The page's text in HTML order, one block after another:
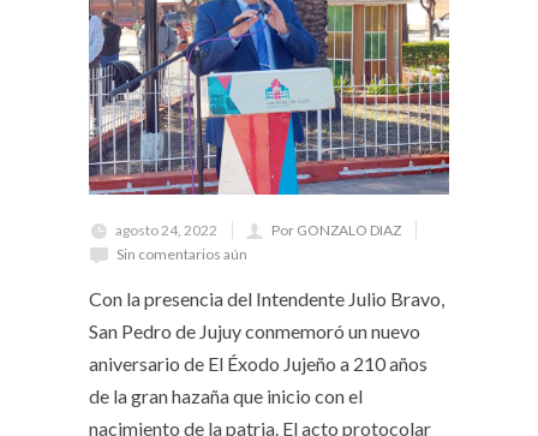
agosto 24, 2022
Por GONZALO DIAZ
Sin comentarios aún
Con la presencia del Intendente Julio Bravo,
San Pedro de Jujuy conmemoró un nuevo
aniversario de El Éxodo Jujeño a 210 años
de la gran hazaña que inicio con el
nacimiento de la patria. El acto protocolar